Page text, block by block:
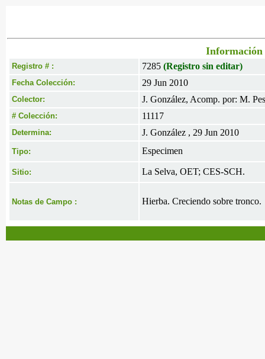
Información
Registro # : 7285 (Registro sin editar)
Fecha Colección: 29 Jun 2010
Colector: J. González, Acomp. por: M.
# Colección: 11117
Determina: J. González , 29 Jun 2010
Tipo: Especimen
Sitio: La Selva, OET; CES-SCH.
Notas de Campo : Hierba. Creciendo sobre tronco.